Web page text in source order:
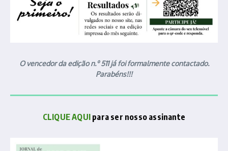
O vencedor da edição n.º 511 já foi formalmente contactado.
Parabéns!!!
CLIQUE AQUI para ser nosso assinante